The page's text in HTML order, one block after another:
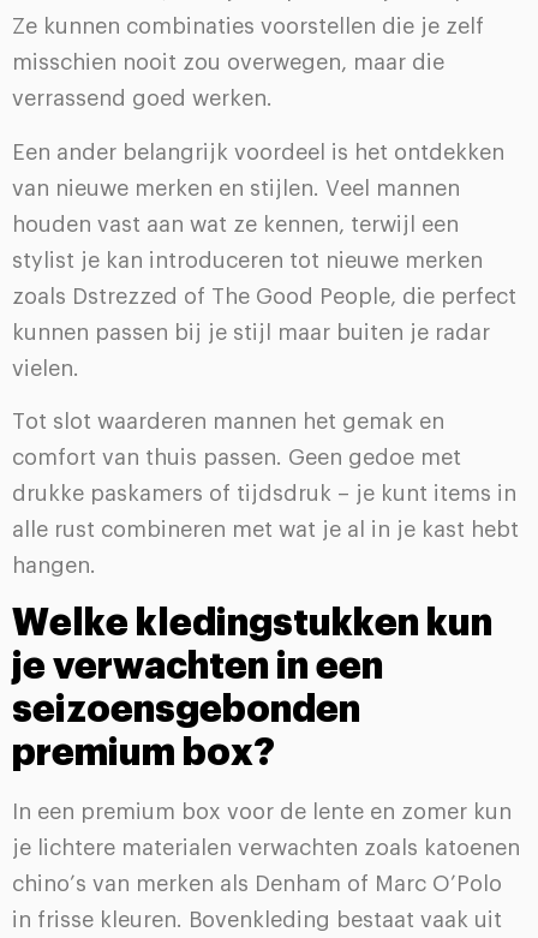
Ze kunnen combinaties voorstellen die je zelf
misschien nooit zou overwegen, maar die
verrassend goed werken.
Een ander belangrijk voordeel is het ontdekken
van nieuwe merken en stijlen. Veel mannen
houden vast aan wat ze kennen, terwijl een
stylist je kan introduceren tot nieuwe merken
zoals Dstrezzed of The Good People, die perfect
kunnen passen bij je stijl maar buiten je radar
vielen.
Tot slot waarderen mannen het gemak en
comfort van thuis passen. Geen gedoe met
drukke paskamers of tijdsdruk – je kunt items in
alle rust combineren met wat je al in je kast hebt
hangen.
Welke kledingstukken kun
je verwachten in een
seizoensgebonden
premium box?
In een premium box voor de lente en zomer kun
je lichtere materialen verwachten zoals katoenen
chino’s van merken als Denham of Marc O’Polo
in frisse kleuren. Bovenkleding bestaat vaak uit